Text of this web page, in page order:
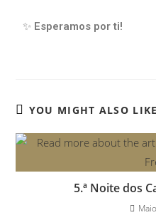
✨ Esperamos por ti!
YOU MIGHT ALSO LIKE
5.ª Noite dos